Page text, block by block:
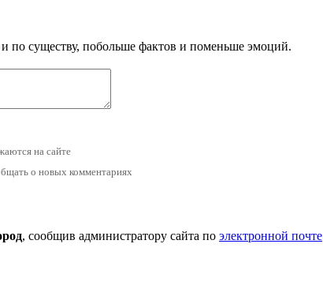
по существу, побольше фактов и поменьше эмоций.
на сайте
о новых комментариях
, сообщив администратору сайта по электронной почте